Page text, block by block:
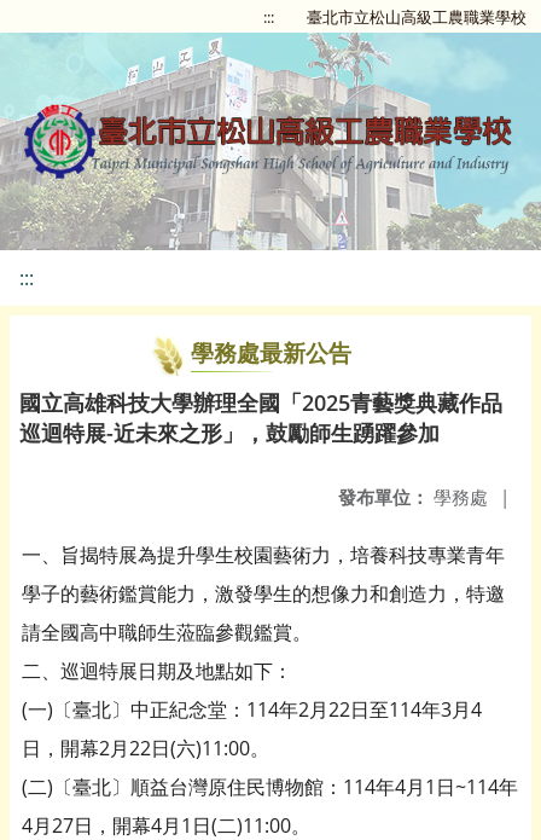
::: 臺北市立松山高級工農職業學校
:::
學務處最新公告
國立高雄科技大學辦理全國「2025青藝獎典藏作品
巡迴特展-近未來之形」，鼓勵師生踴躍參加
發布單位： 學務處 |
一、旨揭特展為提升學生校園藝術力，培養科技專業青年
學子的藝術鑑賞能力，激發學生的想像力和創造力，特邀
請全國高中職師生蒞臨參觀鑑賞。
二、巡迴特展日期及地點如下：
(一)〔臺北〕中正紀念堂：114年2月22日至114年3月4
日，開幕2月22日(六)11:00。
(二)〔臺北〕順益台灣原住民博物館：114年4月1日~114年
4月27日，開幕4月1日(二)11:00。